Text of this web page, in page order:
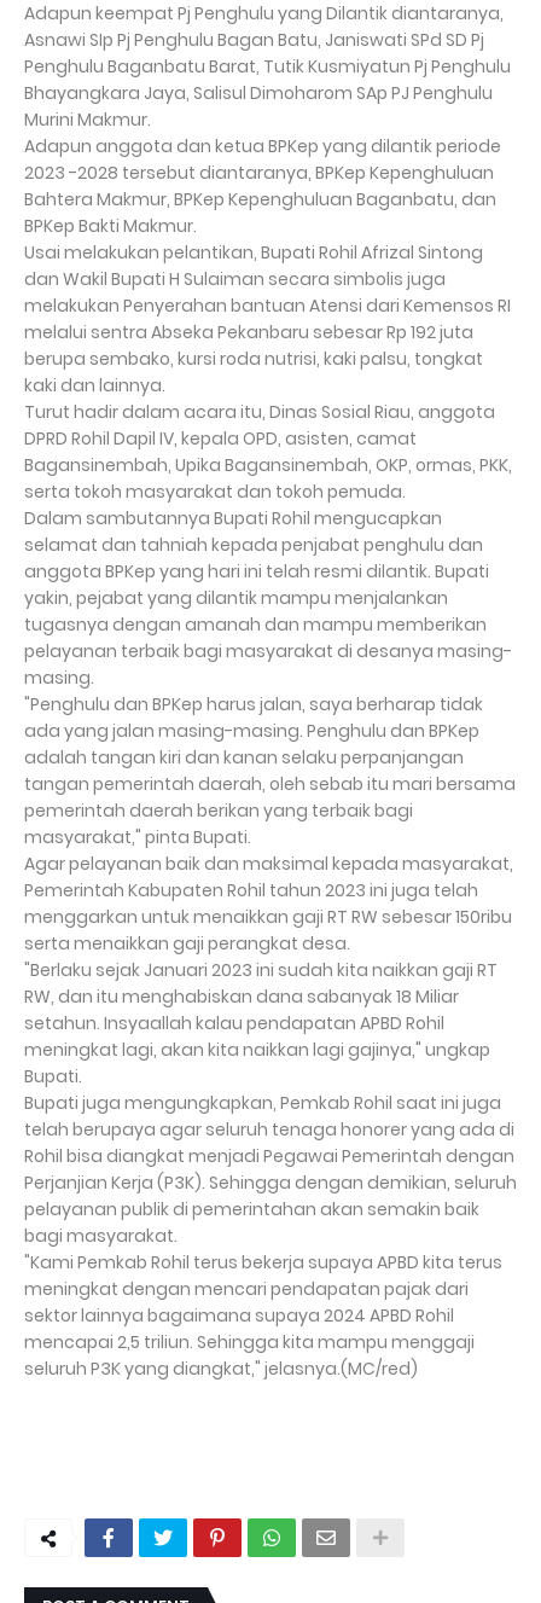
Adapun keempat Pj Penghulu yang Dilantik diantaranya,
Asnawi SIp Pj Penghulu Bagan Batu, Janiswati SPd SD Pj
Penghulu Baganbatu Barat, Tutik Kusmiyatun Pj Penghulu
Bhayangkara Jaya, Salisul Dimoharom SAp PJ Penghulu
Murini Makmur.
Adapun anggota dan ketua BPKep yang dilantik periode
2023 -2028 tersebut diantaranya, BPKep Kepenghuluan
Bahtera Makmur, BPKep Kepenghuluan Baganbatu, dan
BPKep Bakti Makmur.
Usai melakukan pelantikan, Bupati Rohil Afrizal Sintong
dan Wakil Bupati H Sulaiman secara simbolis juga
melakukan Penyerahan bantuan Atensi dari Kemensos RI
melalui sentra Abseka Pekanbaru sebesar Rp 192 juta
berupa sembako, kursi roda nutrisi, kaki palsu, tongkat
kaki dan lainnya.
Turut hadir dalam acara itu, Dinas Sosial Riau, anggota
DPRD Rohil Dapil IV, kepala OPD, asisten, camat
Bagansinembah, Upika Bagansinembah, OKP, ormas, PKK,
serta tokoh masyarakat dan tokoh pemuda.
Dalam sambutannya Bupati Rohil mengucapkan
selamat dan tahniah kepada penjabat penghulu dan
anggota BPKep yang hari ini telah resmi dilantik. Bupati
yakin, pejabat yang dilantik mampu menjalankan
tugasnya dengan amanah dan mampu memberikan
pelayanan terbaik bagi masyarakat di desanya masing-
masing.
"Penghulu dan BPKep harus jalan, saya berharap tidak
ada yang jalan masing-masing. Penghulu dan BPKep
adalah tangan kiri dan kanan selaku perpanjangan
tangan pemerintah daerah, oleh sebab itu mari bersama
pemerintah daerah berikan yang terbaik bagi
masyarakat," pinta Bupati.
Agar pelayanan baik dan maksimal kepada masyarakat,
Pemerintah Kabupaten Rohil tahun 2023 ini juga telah
menggarkan untuk menaikkan gaji RT RW sebesar 150ribu
serta menaikkan gaji perangkat desa.
"Berlaku sejak Januari 2023 ini sudah kita naikkan gaji RT
RW, dan itu menghabiskan dana sabanyak 18 Miliar
setahun. Insyaallah kalau pendapatan APBD Rohil
meningkat lagi, akan kita naikkan lagi gajinya," ungkap
Bupati.
Bupati juga mengungkapkan, Pemkab Rohil saat ini juga
telah berupaya agar seluruh tenaga honorer yang ada di
Rohil bisa diangkat menjadi Pegawai Pemerintah dengan
Perjanjian Kerja (P3K). Sehingga dengan demikian, seluruh
pelayanan publik di pemerintahan akan semakin baik
bagi masyarakat.
"Kami Pemkab Rohil terus bekerja supaya APBD kita terus
meningkat dengan mencari pendapatan pajak dari
sektor lainnya bagaimana supaya 2024 APBD Rohil
mencapai 2,5 triliun. Sehingga kita mampu menggaji
seluruh P3K yang diangkat," jelasnya.(MC/red)